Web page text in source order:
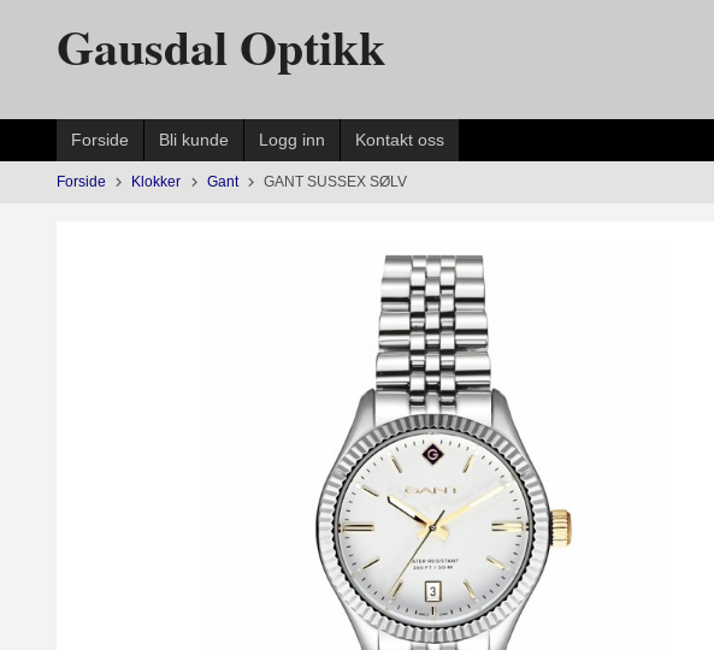
innholdetGausdal Optikk
Forside Bli kunde Logg inn Kontakt oss
Forside Klokker Gant GANT SUSSEX SØLV